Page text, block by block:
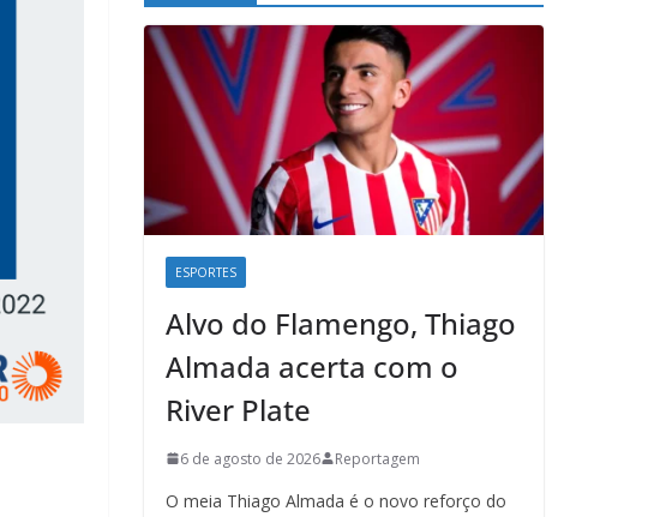
ESPORTES
Alvo do Flamengo, Thiago
Almada acerta com o
River Plate
6 de agosto de 2026 Reportagem
O meia Thiago Almada é o novo reforço do